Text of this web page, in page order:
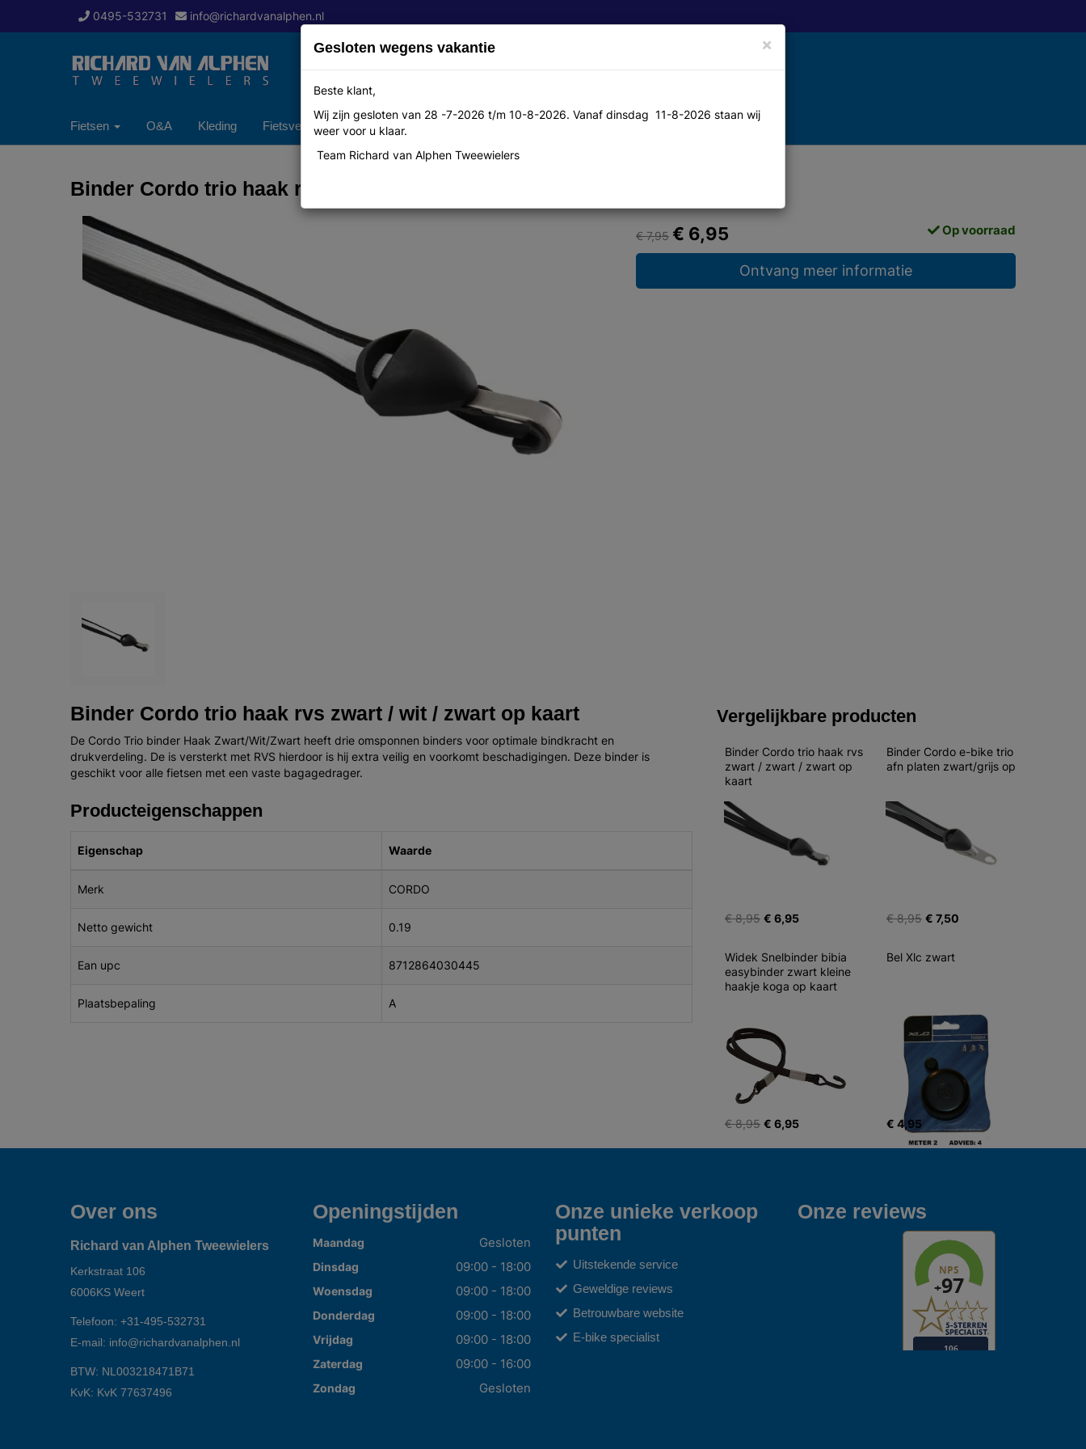
0495-532731 info@richardvanalphen.nl
Fietsen O&A Kleding Fietsverzekering Over ons Contact
Binder Cordo trio haak rvs zwart / wit / zwart op kaart
€ 7,95 € 6,95 Op voorraad
Ontvang meer informatie
Binder Cordo trio haak rvs zwart / wit / zwart op kaart
De Cordo Trio binder Haak Zwart/Wit/Zwart heeft drie omsponnen binders voor optimale bindkracht en
drukverdeling. De is versterkt met RVS hierdoor is hij extra veilig en voorkomt beschadigingen. Deze binder is
geschikt voor alle fietsen met een vaste bagagedrager.
Producteigenschappen
Eigenschap Waarde
Merk CORDO
Netto gewicht 0.19
Ean upc 8712864030445
Plaatsbepaling A
Vergelijkbare producten
Binder Cordo trio haak rvs
zwart / zwart / zwart op
kaart
€ 8,95 € 6,95
Binder Cordo e-bike trio
afn platen zwart/grijs op
€ 8,95 € 7,50
Widek Snelbinder bibia
easybinder zwart kleine
haakje koga op kaart
€ 8,95 € 6,95
Bel Xlc zwart
€ 4,95
Over ons
Richard van Alphen Tweewielers
Kerkstraat 106
6006KS Weert
Telefoon: +31-495-532731
E-mail: info@richardvanalphen.nl
BTW: NL003218471B71
KvK: KvK 77637496
Openingstijden
Maandag Gesloten
Dinsdag 09:00 - 18:00
Woensdag 09:00 - 18:00
Donderdag 09:00 - 18:00
Vrijdag 09:00 - 18:00
Zaterdag 09:00 - 16:00
Zondag Gesloten
Onze unieke verkoop
punten
Uitstekende service
Geweldige reviews
Betrouwbare website
E-bike specialist
Onze reviews
×
Gesloten wegens vakantie
Beste klant,
Wij zijn gesloten van 28 -7-2026 t/m 10-8-2026. Vanaf dinsdag 11-8-2026 staan wij
weer voor u klaar.
Team Richard van Alphen Tweewielers